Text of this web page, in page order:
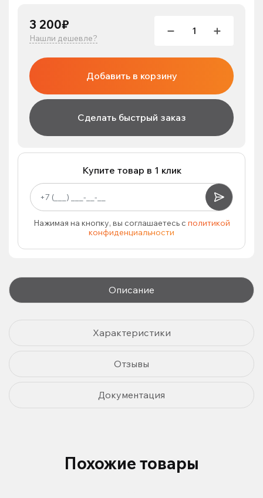
3 200₽
Нашли дешевле?
Добавить в корзину
Сделать быстрый заказ
Купите товар в 1 клик
Нажимая на кнопку, вы соглашаетесь с политикой
конфиденциальности
Описание
Характеристики
Отзывы
Документация
Похожие товары